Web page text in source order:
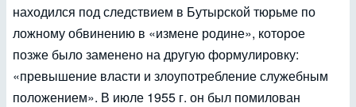
находился под следствием в Бутырской тюрьме по
ложному обвинению в «измене родине», которое
позже было заменено на другую формулировку:
«превышение власти и злоупотребление служебным
положением». В июле 1955 г. он был помилован